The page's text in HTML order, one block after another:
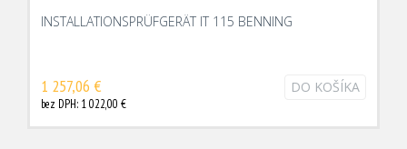
INSTALLATIONSPRÜFGERÄT IT 115 BENNING
1 257,06 €
bez DPH: 1 022,00 €
DO KOŠÍKA